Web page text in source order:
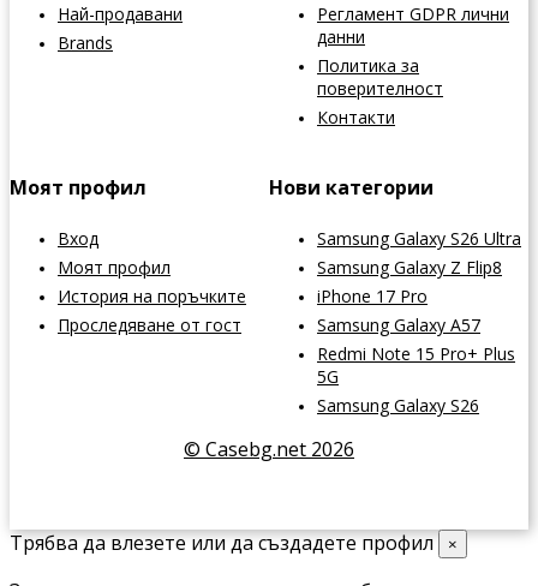
Най-продавани
Brands
Регламент GDPR лични
данни
Политика за
поверителност
Контакти
Моят профил
Вход
Моят профил
История на поръчките
Проследяване от гост
Нови категории
Samsung Galaxy S26 Ultra
Samsung Galaxy Z Flip8
iPhone 17 Pro
Samsung Galaxy A57
Redmi Note 15 Pro+ Plus
5G
Samsung Galaxy S26
© Casebg.net 2026
Трябва да влезете или да създадете профил ×